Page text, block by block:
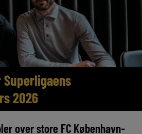
2026
over store FC København-